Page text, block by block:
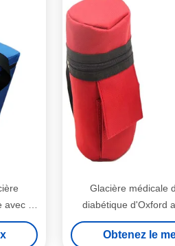
le
Glacière médicale
diabétique d'Oxford
refroidisseur de
Obtenez le